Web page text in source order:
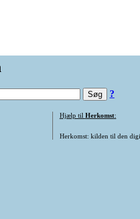
?
Hjælp til Herkomst:
Herkomst: kilden til den